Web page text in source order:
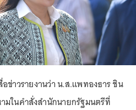
ข่าวรายงานว่า น.ส.แพทองธาร ชิน
มในคำสั่งสำนักนายกรัฐมนตรีที่